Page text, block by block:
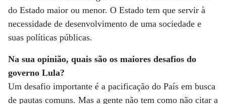
do Estado maior ou menor. O Estado tem que servir à
necessidade de desenvolvimento de uma sociedade e
suas políticas públicas.
Na sua opinião, quais são os maiores desafios do
governo Lula?
Um desafio importante é a pacificação do País em busca
de pautas comuns. Mas a gente não tem como não citar a